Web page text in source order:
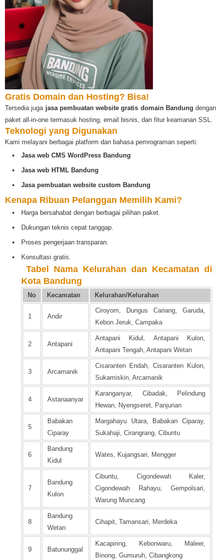
Gratis Domain dan Hosting? Bisa!
Tersedia juga jasa pembuatan website gratis domain Bandung dengan
paket all-in-one termasuk hosting, email bisnis, dan fitur keamanan SSL.
Teknologi yang Digunakan
Kami melayani berbagai platform dan bahasa pemrograman seperti:
Jasa web CMS WordPress Bandung
Jasa web HTML Bandung
Jasa pembuatan website custom Bandung
Kenapa Ribuan Pelanggan Memilih Kami?
Harga bersahabat dengan berbagai pilihan paket.
Dukungan teknis cepat tanggap.
Proses pengerjaan transparan.
Konsultasi gratis.
Tabel Nama Kelurahan dan Kecamatan di
Kota Bandung
No Kecamatan Kelurahan/Kelurahan
1 Andir
Ciroyom, Dungus Cariang, Garuda,
Kebon Jeruk, Campaka
2 Antapani
Antapani Kidul, Antapani Kulon,
Antapani Tengah, Antapani Wetan
3 Arcamanik
Cisaranten Endah, Cisaranten Kulon,
Sukamiskin, Arcamanik
4 Astanaanyar
Karanganyar, Cibadak, Pelindung
Hewan, Nyengseret, Panjunan
5
Babakan
Ciparay
Margahayu Utara, Babakan Ciparay,
Sukahaji, Cirangrang, Cibuntu
6
Bandung
Kidul
Wates, Kujangsari, Mengger
7
Bandung
Kulon
Cibuntu, Cigondewah Kaler,
Cigondewah Rahayu, Gempolsari,
Warung Muncang
8
Bandung
Wetan
Cihapit, Tamansari, Merdeka
9 Batununggal
Kacapiring, Kebonwaru, Maleer,
Binong, Gumuruh, Cibangkong